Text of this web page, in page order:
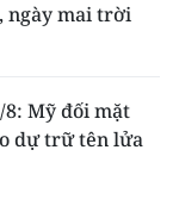
ngày mai trời
Mỹ đối mặt
dự trữ tên lửa